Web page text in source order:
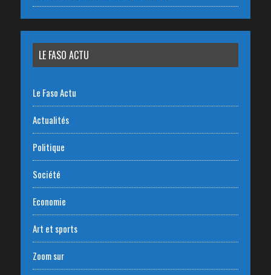
LE FASO ACTU
Le Faso Actu
Actualités
Politique
Société
Economie
Art et sports
Zoom sur